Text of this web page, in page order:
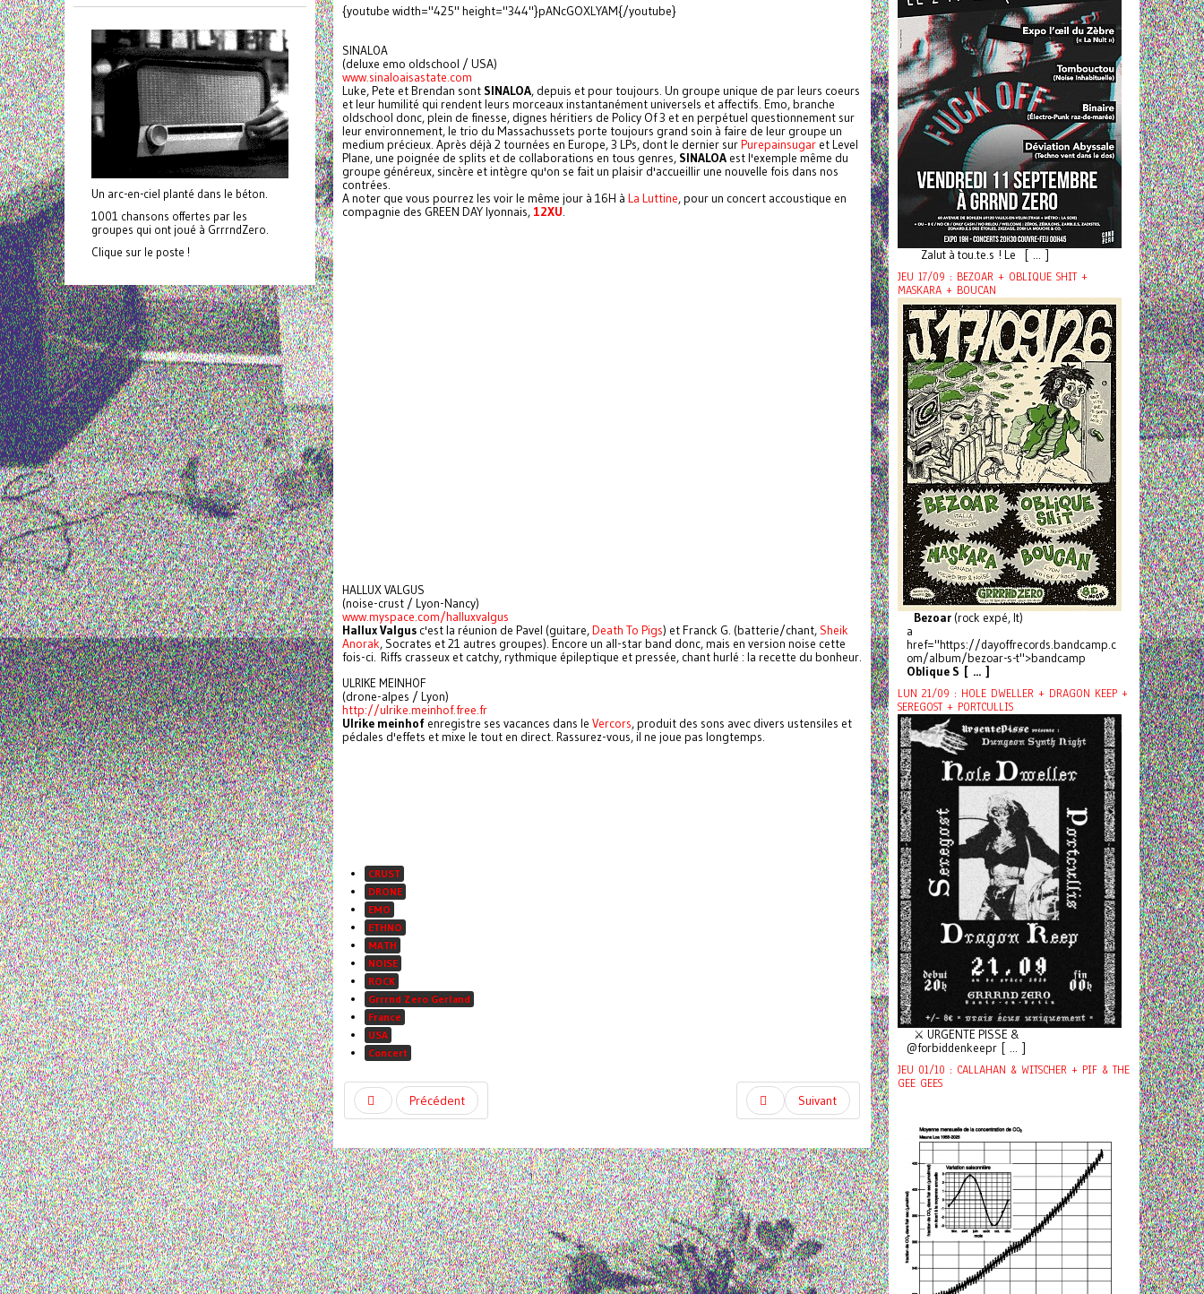
{youtube width="425" height="344"}pANcGOXLYAM{/youtube}
SINALOA
(deluxe emo oldschool / USA)
www.sinaloaisastate.com
Luke, Pete et Brendan sont SINALOA, depuis et pour toujours. Un groupe unique de par leurs coeurs
et leur humilité qui rendent leurs morceaux instantanément universels et affectifs. Emo, branche
oldschool donc, plein de finesse, dignes héritiers de Policy Of 3 et en perpétuel questionnement sur
leur environnement, le trio du Massachussets porte toujours grand soin à faire de leur groupe un
medium précieux. Après déjà 2 tournées en Europe, 3 LPs, dont le dernier surPurepainsugar et Level
Plane, une poignée de splits et de collaborations en tous genres, SINALOA est l'exemple même du
groupe généreux, sincère et intègre qu'on se fait un plaisir d'accueillir une nouvelle fois dans nos
contrées.
A noter que vous pourrez les voir le même jour à 16H à La Luttine, pour un concert accoustique en
compagnie des GREEN DAY lyonnais, 12XU.
HALLUX VALGUS
(noise-crust / Lyon-Nancy)
www.myspace.com/halluxvalgus
Hallux Valgus c'est la réunion de Pavel (guitare,Death To Pigs) et Franck G. (batterie/chant,Sheik
Anorak, Socrates et 21 autres groupes). Encore un all-star band donc, mais en version noise cette
fois-ci. Riffs crasseux et catchy, rythmique épileptique et pressée, chant hurlé : la recette du bonheur.
ULRIKE MEINHOF
(drone-alpes / Lyon)
http://ulrike.meinhof.free.fr
Ulrike meinhof enregistre ses vacances dans le Vercors, produit des sons avec divers ustensiles et
pédales d'effets et mixe le tout en direct. Rassurez-vous, il ne joue pas longtemps.
CRUST
DRONE
EMO
ETHNO
MATH
NOISE
ROCK
Grrrnd Zero Gerland
France
USA
Concert
Précédent Suivant
Un arc-en-ciel planté dans le béton.
1001 chansons offertes par les
groupes qui ont joué à GrrrndZero.
Clique sur le poste !
Zalut à tou.te.s ! Le [ ... ]
JEU 17/09 : BEZOAR + OBLIQUE SHIT +
MASKARA + BOUCAN
Bezoar (rock expé, It)
a
href="https://dayoffrecords.bandcamp.c
om/album/bezoar-s-t">bandcamp
Oblique S [ ... ]
LUN 21/09 : HOLE DWELLER + DRAGON KEEP +
SEREGOST + PORTCULLIS
⚔️ URGENTE PISSE &
@forbiddenkeepr [ ... ]
JEU 01/10 : CALLAHAN & WITSCHER + PIF & THE
GEE GEES